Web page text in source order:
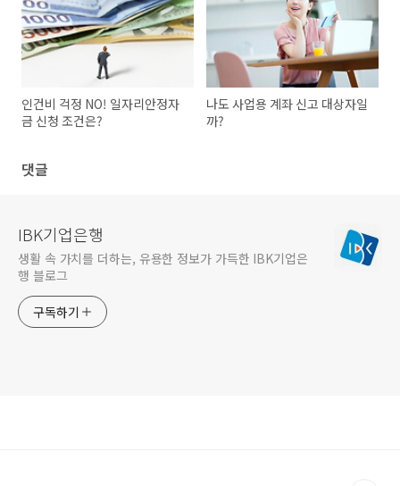
인건비 걱정 NO! 일자리안정자
금 신청 조건은?
나도 사업용 계좌 신고 대상자일
까?
댓글
IBK기업은행
생활 속 가치를 더하는, 유용한 정보가 가득한 IBK기업은
행 블로그
구독하기